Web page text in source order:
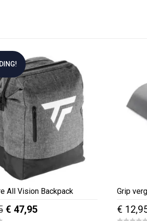
All Vision Backpack
Oorspronkelijke
€ 47,95Huidige
Grip
€